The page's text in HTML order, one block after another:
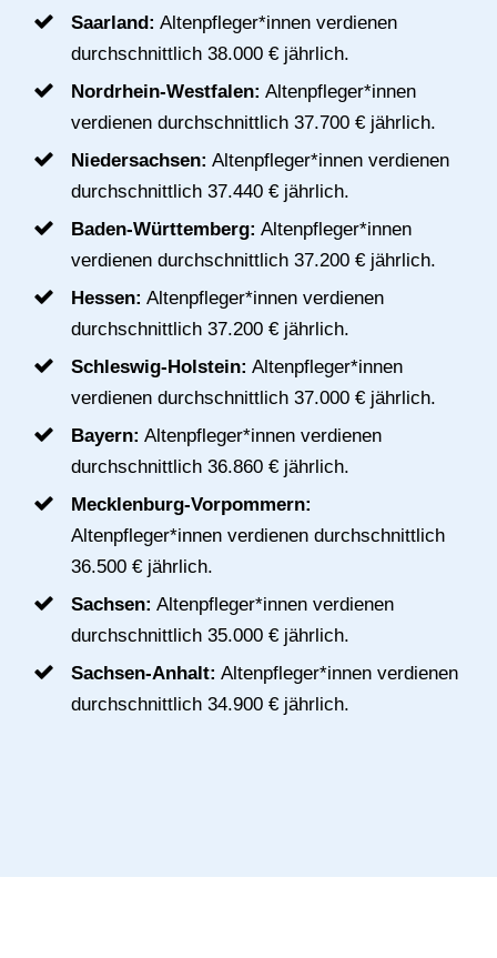
Saarland: Altenpfleger*innen verdienen
durchschnittlich 38.000 € jährlich.
Nordrhein-Westfalen: Altenpfleger*innen
verdienen durchschnittlich 37.700 € jährlich.
Niedersachsen: Altenpfleger*innen verdienen
durchschnittlich 37.440 € jährlich.
Baden-Württemberg: Altenpfleger*innen
verdienen durchschnittlich 37.200 € jährlich.
Hessen: Altenpfleger*innen verdienen
durchschnittlich 37.200 € jährlich.
Schleswig-Holstein: Altenpfleger*innen
verdienen durchschnittlich 37.000 € jährlich.
Bayern: Altenpfleger*innen verdienen
durchschnittlich 36.860 € jährlich.
Mecklenburg-Vorpommern:
Altenpfleger*innen verdienen durchschnittlich
36.500 € jährlich.
Sachsen: Altenpfleger*innen verdienen
durchschnittlich 35.000 € jährlich.
Sachsen-Anhalt: Altenpfleger*innen verdienen
durchschnittlich 34.900 € jährlich.